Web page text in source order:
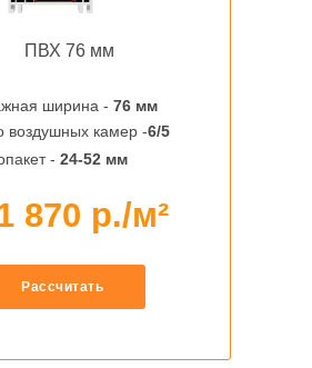
ПВХ 76 мм
ширина - 76 мм
воздушных камер -6/5
- 24-52 мм
870 р./м²
Рассчитать